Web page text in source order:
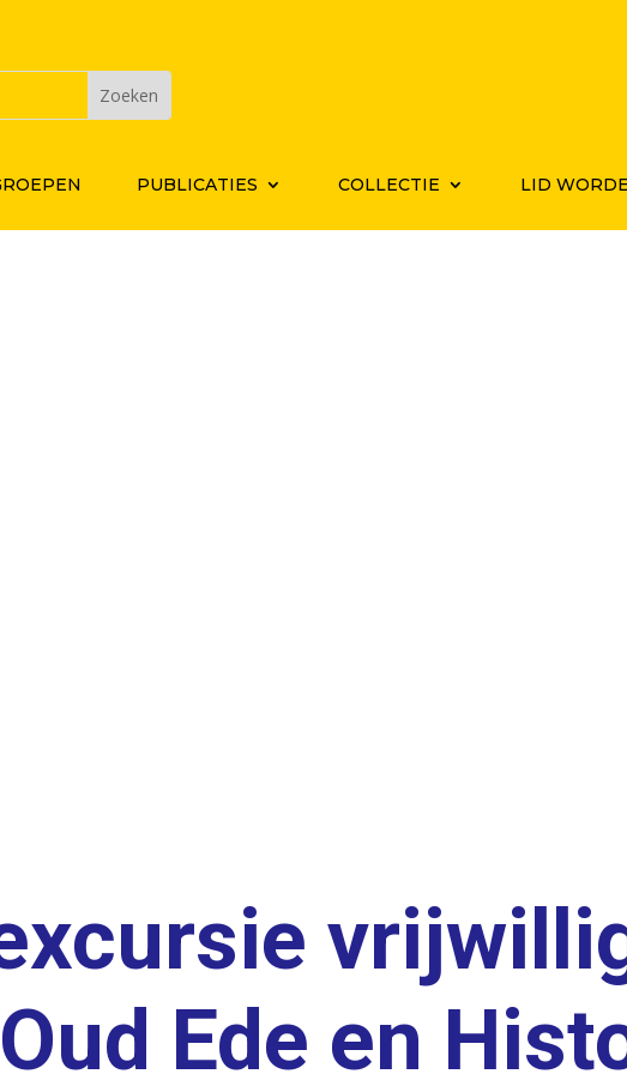
PUBLICATIES COLLECTIE LID
Ede en